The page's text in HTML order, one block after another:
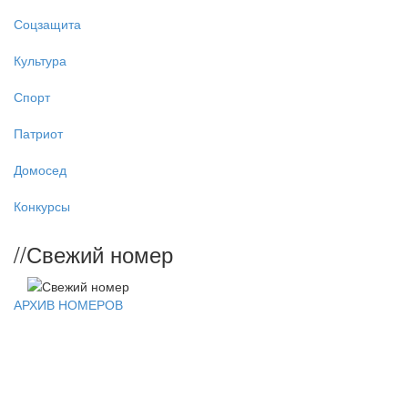
Соцзащита
Культура
Спорт
Патриот
Домосед
Конкурсы
//Свежий номер
АРХИВ НОМЕРОВ